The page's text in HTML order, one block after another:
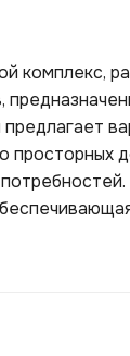
комплекс,
просторных